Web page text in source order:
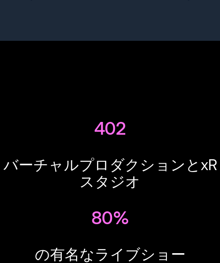
402
バーチャルプロダクションとxR
スタジオ
80%
の有名なライブショー